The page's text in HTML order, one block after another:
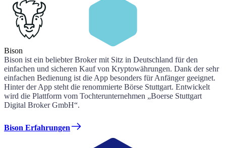
Bison
Bison ist ein beliebter Broker mit Sitz in Deutschland für den
einfachen und sicheren Kauf von Kryptowährungen. Dank der sehr
einfachen Bedienung ist die App besonders für Anfänger geeignet.
Hinter der App steht die renommierte Börse Stuttgart. Entwickelt
wird die Plattform vom Tochterunternehmen „Boerse Stuttgart
Digital Broker GmbH“.
Bison Erfahrungen